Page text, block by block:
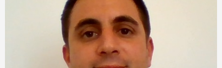
Sébastien Campocasso
Vice-président de l’incubateur